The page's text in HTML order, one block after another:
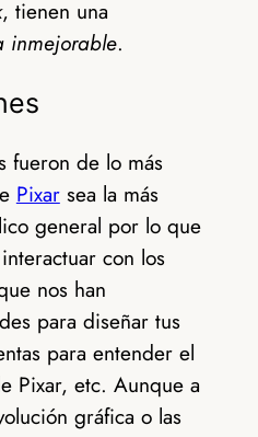
, tienen una
inmejorable.
fueron de lo más
Pixarsea la más
general por lo que
con los
nos han
para diseñar tus
para entender el
Pixar, etc. Aunque a
gráfica o las